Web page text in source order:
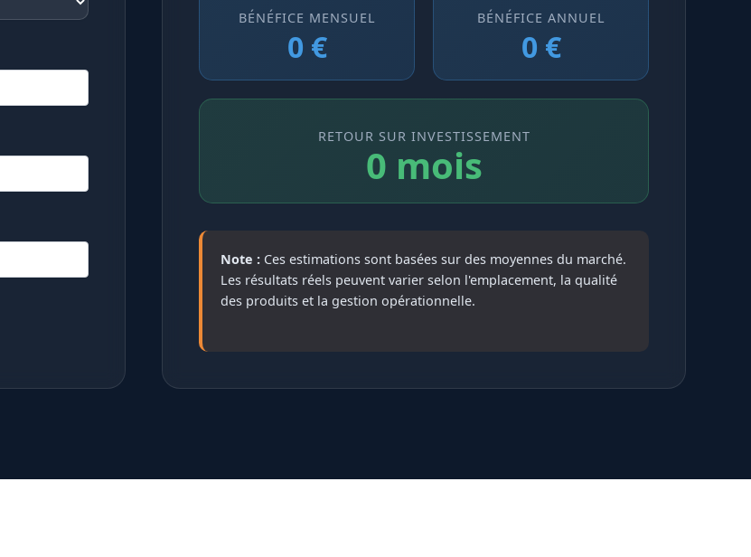
BÉNÉFICE MENSUEL
0 €
BÉNÉFICE ANNUEL
0 €
RETOUR SUR INVESTISSEMENT
0 mois
Note : Ces estimations sont basées sur des moyennes du marché.
Les résultats réels peuvent varier selon l'emplacement, la qualité
des produits et la gestion opérationnelle.